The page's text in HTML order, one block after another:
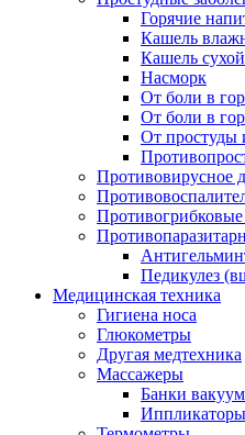
Горячие
Кашель
Кашель сухой
Насморк
От боли в
От боли в
От простуды
Противовирусное
Противогрибковые
Педикулез
Медицинская техника
Гигиена носа
Глюкометры
Другая медтехника
Массажеры
Банки